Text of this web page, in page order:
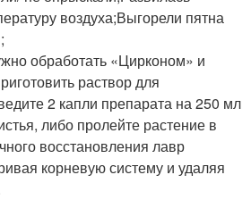
воздуха;Выгорели пятна
обработать «Цирконом» и
раствор для
2 капли препарата на 250 мл
либо пролейте растение в
восстановления лавр
корневую систему и удаляя